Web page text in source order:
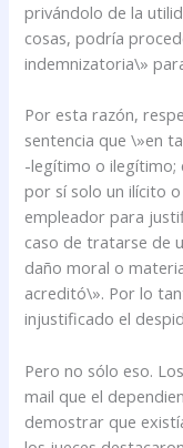
privándolo de la
cosas, podría
indemnizatoria\»
Por esta razón,
sentencia que \»en
-legítimo o ilegítimo;
por sí solo un ilícito
empleador para
caso de tratarse de
daño moral o
acreditó\». Por lo
injustificado el
Pero no sólo eso.
mail que el
demostrar que